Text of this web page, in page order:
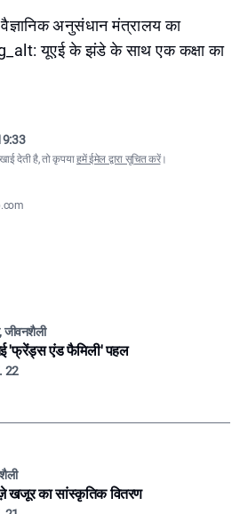
अनुसंधान मंत्रालय का
यूएई के झंडे के साथ एक कक्षा का
देती है, तो कृपयाहमें ईमेल द्वारा सूचित करें।
जीवनशैली
'फ्रेंड्स एंड फैमिली' पहल
22
खजूर का सांस्कृतिक वितरण